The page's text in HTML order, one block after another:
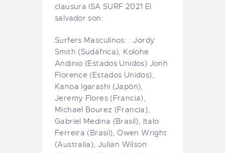
clausura ISA SURF 2021 El
salvador son:
Surfers Masculinos: : Jordy
Smith (Sudáfrica), Kolohe
Andinio (Estados Unidos) Jonh
Florence (Estados Unidos),
Kanoa Igarashi (Japón),
Jeremy Flores (Francia),
Michael Bourez (Francia),
Gabriel Medina (Brasil), Italo
Ferreira (Brasil), Owen Wright
(Australia), Julian Wilson